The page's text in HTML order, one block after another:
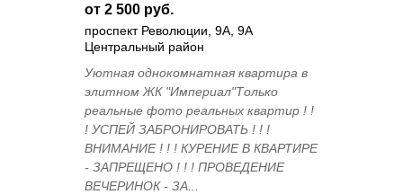
от 2 500 руб.
проспект Революции, 9А, 9А
Центральный район
Уютная однокомнатная квартира в
элитном ЖК "Империал"Только
реальные фото реальных квартир ! !
! УСПЕЙ ЗАБРОНИРОВАТЬ ! ! !
ВНИМАНИЕ ! ! ! КУРЕНИЕ В КВАРТИРЕ
- ЗАПРЕЩЕНО ! ! ! ПРОВЕДЕНИЕ
ВЕЧЕРИНОК - ЗА...